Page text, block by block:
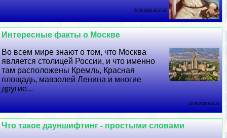
23 06 2026 20:37:15
Интересные факты о Москве
Во всем мире знают о том, что Москва
является столицей России, и что именно
там расположены Кремль, Красная
площадь, мавзолей Ленина и многие
другие...
22 06 2026 6:11:24
Что такое дayншифтинг - простыми словами